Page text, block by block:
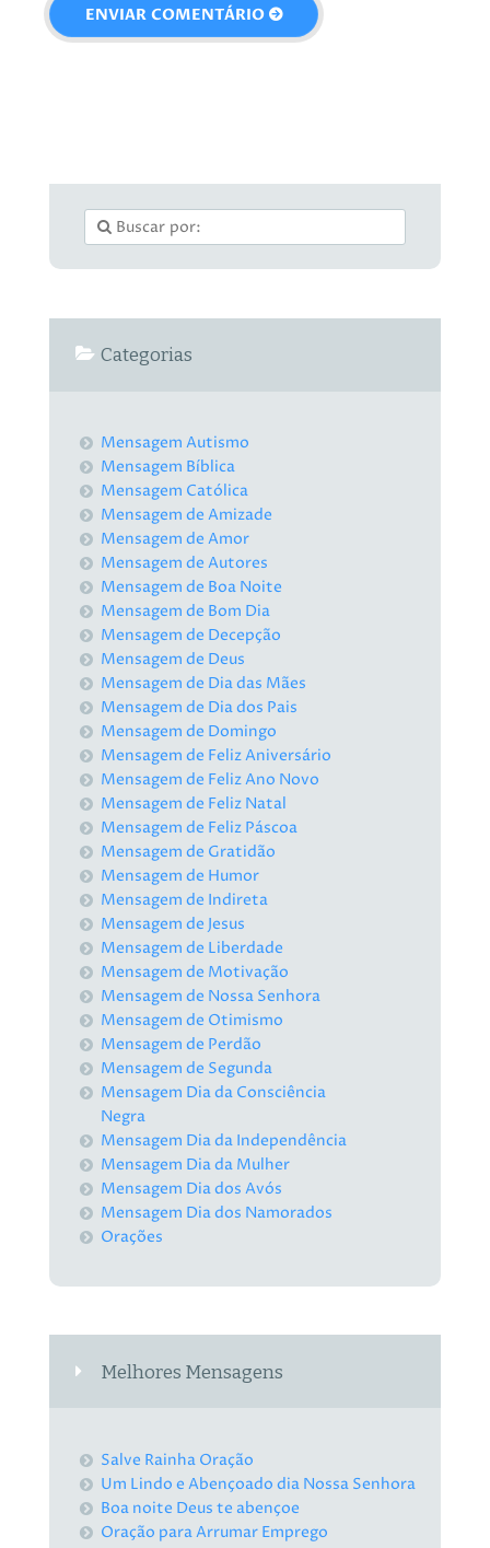
Categorias
Mensagem Autismo
Mensagem Bíblica
Mensagem Católica
Mensagem de Amizade
Mensagem de Amor
Mensagem de Autores
Mensagem de Boa Noite
Mensagem de Bom Dia
Mensagem de Decepção
Mensagem de Deus
Mensagem de Dia das Mães
Mensagem de Dia dos Pais
Mensagem de Domingo
Mensagem de Feliz Aniversário
Mensagem de Feliz Ano Novo
Mensagem de Feliz Natal
Mensagem de Feliz Páscoa
Mensagem de Gratidão
Mensagem de Humor
Mensagem de Indireta
Mensagem de Jesus
Mensagem de Liberdade
Mensagem de Motivação
Mensagem de Nossa Senhora
Mensagem de Otimismo
Mensagem de Perdão
Mensagem de Segunda
Mensagem Dia da Consciência
Negra
Mensagem Dia da Independência
Mensagem Dia da Mulher
Mensagem Dia dos Avós
Mensagem Dia dos Namorados
Orações
Melhores Mensagens
Salve Rainha Oração
Um Lindo e Abençoado dia Nossa Senhora
Boa noite Deus te abençoe
Oração para Arrumar Emprego